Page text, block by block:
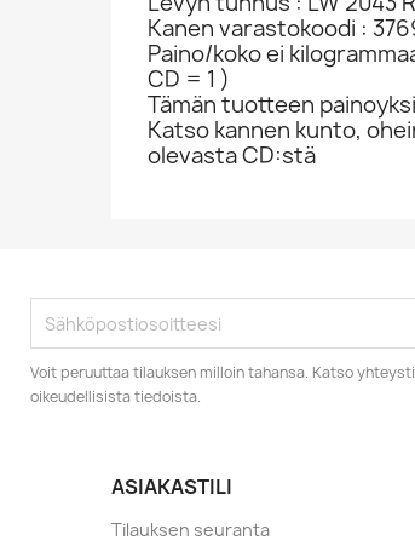
Kanen varastokoodi :
Paino/koko ei
CD = 1 )
Tämän tuotteen
Katso kannen kunto,
olevasta CD:stä
Voit peruuttaa tilauksen milloin tahansa. Katso
oikeudellisista tiedoista.
ASIAKASTILI
Tilauksen seuranta